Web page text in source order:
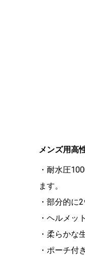
メンズ用高
・耐水圧
ます。
・部分的に
・ヘルメッ
・柔らかな
・ポーチ付